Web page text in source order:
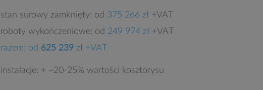
stan surowy zamknięty: od 375 266 zł +VAT
roboty wykończeniowe: od 249 974 zł +VAT
razem: od 625 239 zł +VAT
instalacje: + ~20-25% wartości kosztorysu